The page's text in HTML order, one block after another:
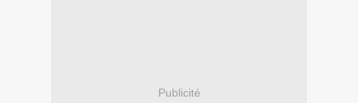
Publicité